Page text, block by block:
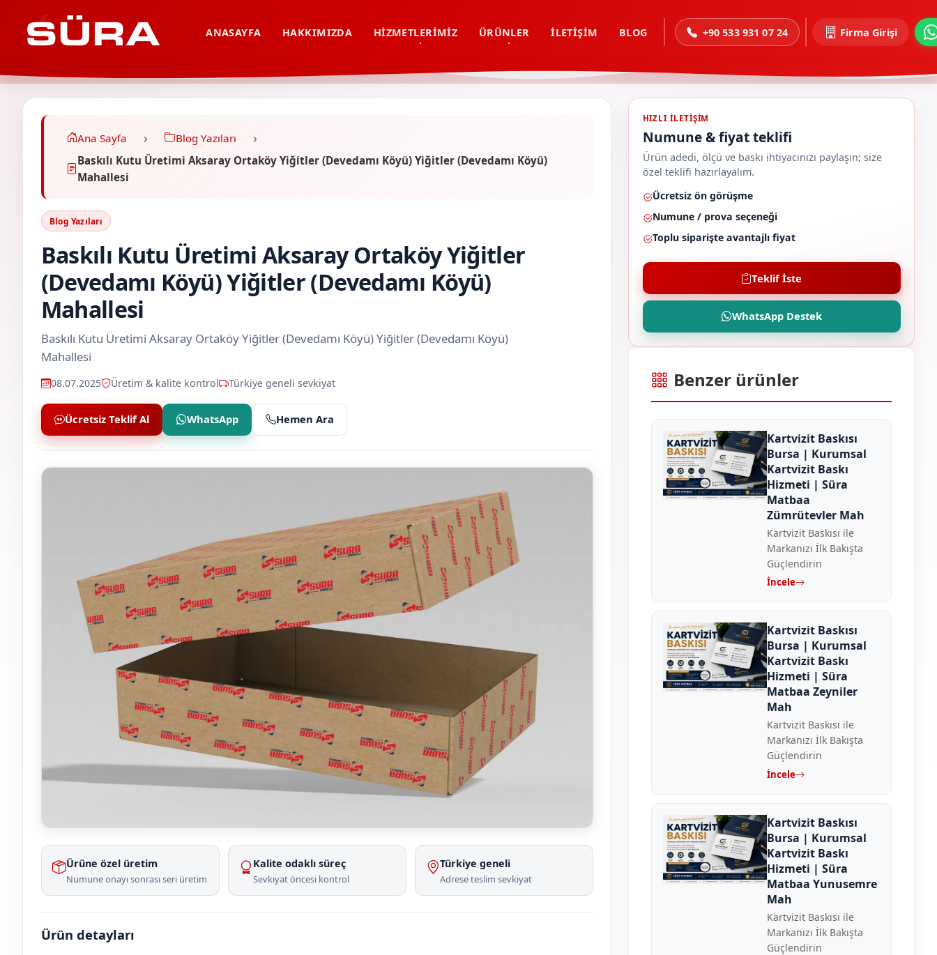
ANASAYFA HAKKIMIZDA HIZMETLERIMIZ ÜRÜNLER İLETIŞIM BLOG +90 533 931 07 24 Firma Girişi
Ana Sayfa
Blog Yazıları
Baskılı Kutu Üretimi Aksaray Ortaköy Yiğitler (Devedamı Köyü) Yiğitler (Devedamı Köyü)
Mahallesi
Blog Yazıları
Baskılı Kutu Üretimi Aksaray Ortaköy Yiğitler
(Devedamı Köyü) Yiğitler (Devedamı Köyü)
Mahallesi
Baskılı Kutu Üretimi Aksaray Ortaköy Yiğitler (Devedamı Köyü) Yiğitler (Devedamı Köyü)
Mahallesi
08.07.2025 Üretim & kalite kontrol Türkiye geneli sevkiyat
Ücretsiz Teklif Al WhatsApp Hemen Ara
Ürüne özel üretim
Numune onayı sonrası seri üretim
Kalite odaklı süreç
Sevkiyat öncesi kontrol
Türkiye geneli
Adrese teslim sevkiyat
Ürün detayları
HIZLI ILETIŞIM
Numune & fiyat teklifi
Ürün adedi, ölçü ve baskı ihtiyacınızı paylaşın; size
özel teklifi hazırlayalım.
Ücretsiz ön görüşme
Numune / prova seçeneği
Toplu siparişte avantajlı fiyat
Teklif İste
WhatsApp Destek
Benzer ürünler
Kartvizit Baskısı
Bursa | Kurumsal
Kartvizit Baskı
Hizmeti | Süra
Matbaa
Zümrütevler Mah
Kartvizit Baskısı ile
Markanızı İlk Bakışta
Güçlendirin
İncele
Kartvizit Baskısı
Bursa | Kurumsal
Kartvizit Baskı
Hizmeti | Süra
Matbaa Zeyniler
Mah
Kartvizit Baskısı ile
Markanızı İlk Bakışta
Güçlendirin
İncele
Kartvizit Baskısı
Bursa | Kurumsal
Kartvizit Baskı
Hizmeti | Süra
Matbaa Yunusemre
Mah
Kartvizit Baskısı ile
Markanızı İlk Bakışta
Güçlendirin